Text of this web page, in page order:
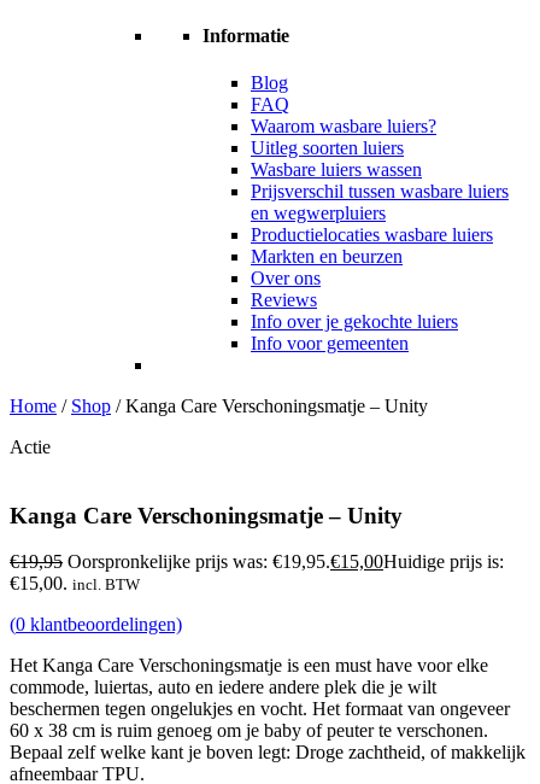
Informatie
Blog
FAQ
Waarom wasbare luiers?
Uitleg soorten luiers
Wasbare luiers wassen
Prijsverschil tussen wasbare luiers
en wegwerpluiers
Productielocaties wasbare luiers
Markten en beurzen
Over ons
Reviews
Info over je gekochte luiers
Info voor gemeenten
Home / Shop /Kanga Care Verschoningsmatje – Unity
Actie
Kanga Care Verschoningsmatje – Unity
€19,95 Oorspronkelijke prijs was: €19,95.€15,00Huidige prijs is:
€15,00. incl. BTW
(0 klantbeoordelingen)
Het Kanga Care Verschoningsmatje is een must have voor elke
commode, luiertas, auto en iedere andere plek die je wilt
beschermen tegen ongelukjes en vocht. Het formaat van ongeveer
60 x 38 cm is ruim genoeg om je baby of peuter te verschonen.
Bepaal zelf welke kant je boven legt: Droge zachtheid, of makkelijk
afneembaar TPU.